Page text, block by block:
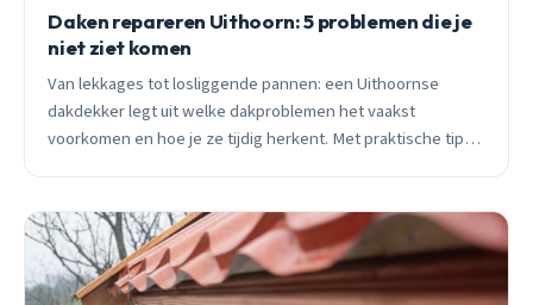
Daken repareren Uithoorn: 5 problemen die je
niet ziet komen
Van lekkages tot losliggende pannen: een Uithoornse
dakdekker legt uit welke dakproblemen het vaakst
voorkomen en hoe je ze tijdig herkent. Met praktische tips